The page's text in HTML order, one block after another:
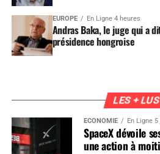
EUROPE En Ligne 4 heures
Andras Baka, le juge qui a
présidence hongroise
LES + LUS
ÉCONOMIE En Ligne
SpaceX dévoile
une action à